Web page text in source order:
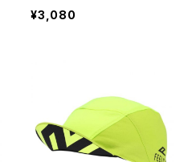
¥3,080